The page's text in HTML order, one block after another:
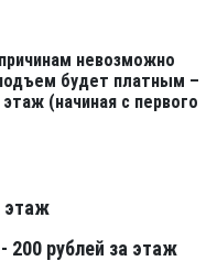
невозможно
будет платным –
(начиная с первого
этаж
- 200 рублей за этаж